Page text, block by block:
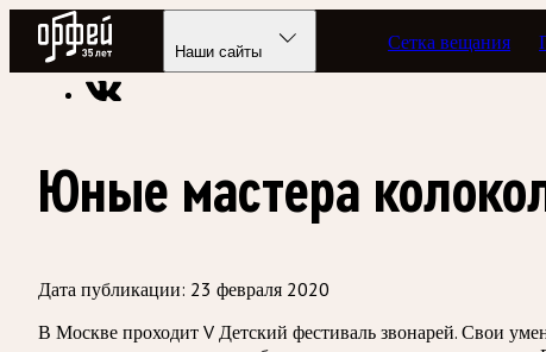
Радио Орфей
Наши сайты Сетка вещания
Радио классической музыки «Орфей» Новости
Юные мастера
Дата публикации: 23 февраля 2020
В Москве проходит V Детский фестиваль звонарей. Свои